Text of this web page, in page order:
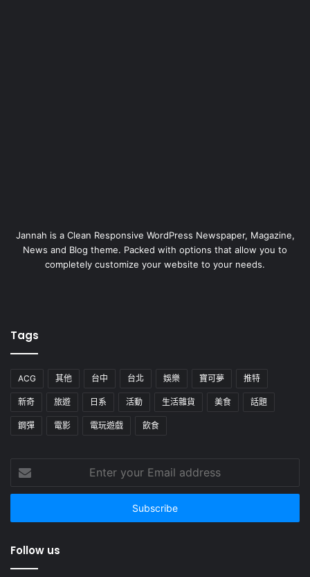
Jannah is a Clean Responsive WordPress Newspaper, Magazine,
News and Blog theme. Packed with options that allow you to
completely customize your website to your needs.
Tags
ACG 其他 台中 台北 娛樂 寶可夢 推特
新奇 旅遊 日系 活動 生活雜貨 美食 話題
鋼彈 電影 電玩遊戲 飲食
your
Email
Follow us